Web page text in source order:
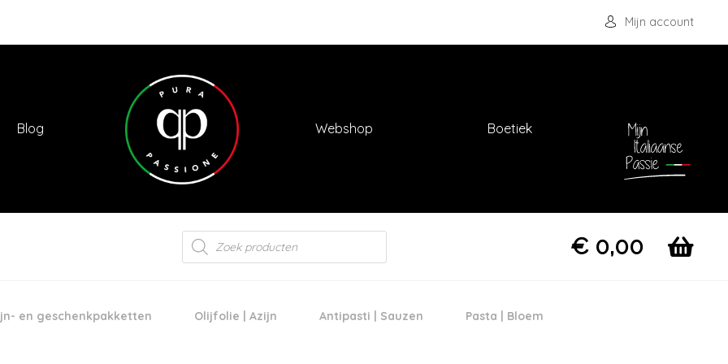
Mijn account
Blog Webshop Boetiek
Products
search € 0,00
en geschenkpakketten Olijfolie | Azijn Antipasti | Sauzen Pasta | Bloem